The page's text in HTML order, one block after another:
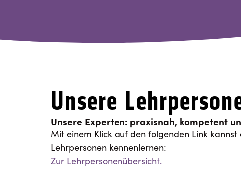
Unsere
Unsere Experten: praxisnah, kompetent
Mit einem Klick auf den folgenden Link kannst
Lehrpersonen kennenlernen:
Zur Lehrpersonenübersicht.